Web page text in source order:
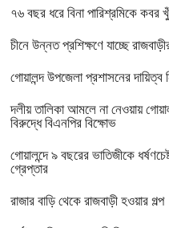
৭৬ বছর ধরে বিনা পারিশ্রমিকে
চীনে উন্নত প্রশিক্ষণে যাচ্ছে
গোয়ালন্দ উপজেলা প্রশাসনের
দলীয় তালিকা আমলে না নেওয়ায়
বিরুদ্ধে বিএনপির বিক্ষোভ
গোয়ালন্দে ৯ বছরের ভাতিজীকে
গ্রেপ্তার
রাজার বাড়ি থেকে রাজবাড়ী হওয়ার গল্প